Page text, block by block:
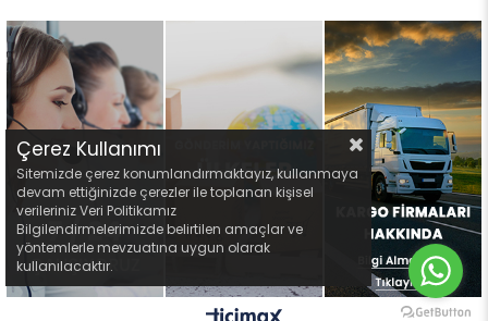
Çerez Kullanımı
Sitemizde çerez konumlandırmaktayız, kullanmaya
devam ettiğinizde çerezler ile toplanan kişisel
verileriniz Veri Politikamız
Bilgilendirmelerimizde belirtilen amaçlar ve
yöntemlerle mevzuatına uygun olarak
kullanılacaktır.